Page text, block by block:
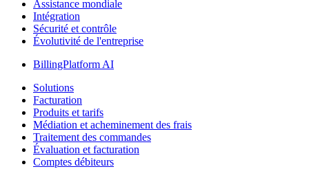
Assistance mondiale
Intégration
Sécurité et contrôle
Évolutivité de l'entreprise
BillingPlatform AI
Solutions
Facturation
Produits et tarifs
Médiation et acheminement des frais
Traitement des commandes
Évaluation et facturation
Comptes débiteurs